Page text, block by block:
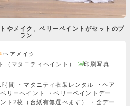
やメイク、ベリーペイントがセットのプ
ラン
ヘアメイク
（マタニティペイント）
印刷写真
間 ・マタニティ衣装レンタル ・ヘア
リーペイント ・ベリーペイントデー
ト2枚（台紙有無選べます） ・全デー